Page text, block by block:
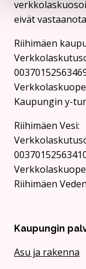
eivät
Riihimäen
Kaupungin y-
Rii­hi­mäen Vesi:
Riihimäen
Kaupungin
Asu ja rakenna